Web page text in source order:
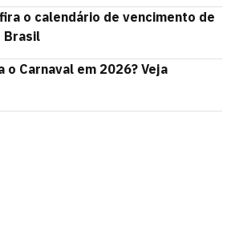
o calendário de vencimento de
Brasil
o Carnaval em 2026? Veja